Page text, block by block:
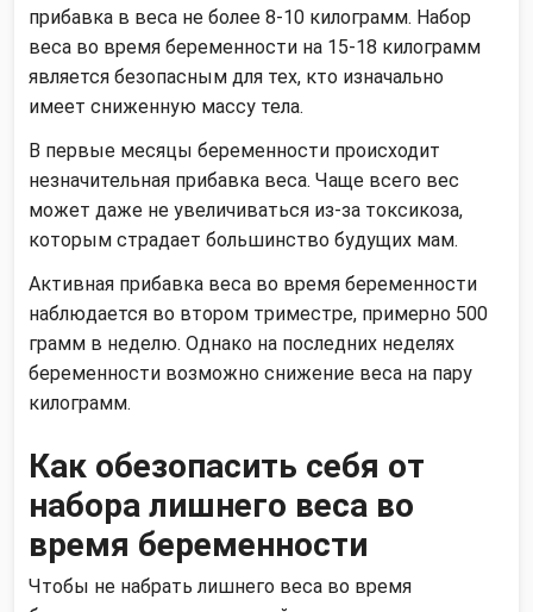
прибавка в веса не более 8-10 килограмм. Набор
веса во время беременности на 15-18 килограмм
является безопасным для тех, кто изначально
имеет сниженную массу тела.
В первые месяцы беременности происходит
незначительная прибавка веса. Чаще всего вес
может даже не увеличиваться из-за токсикоза,
которым страдает большинство будущих мам.
Активная прибавка веса во время беременности
наблюдается во втором триместре, примерно 500
грамм в неделю. Однако на последних неделях
беременности возможно снижение веса на пару
килограмм.
Как обезопасить себя от
набора лишнего веса во
время беременности
Чтобы не набрать лишнего веса во время